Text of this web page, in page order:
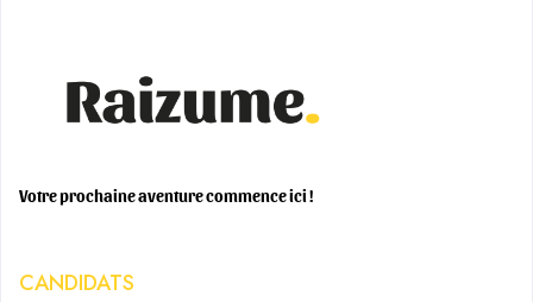
Votre prochaine aventure commence ici !
CANDIDATS